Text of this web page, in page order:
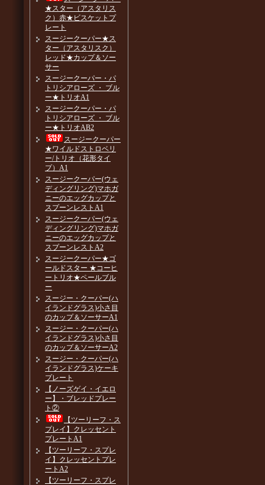
★スター（アスタリス
ク）赤★ビスケットプ
レート
スージークーパー★ス
ター（アスタリスク）
レッド★カップ＆ソー
サー
スージークーパー・パ
トリシアローズ ・ ブル
ー★トリオA1
スージークーパー・パ
トリシアローズ ・ ブル
ー★トリオAB2
スージークーパー
★ワイルドストロベリ
ー/トリオ（花形タイ
プ）A1
スージークーパー(ウェ
ディングリング)マホガ
ニーのエッグカップと
スプーンレストA1
スージークーパー(ウェ
ディングリング)マホガ
ニーのエッグカップと
スプーンレストA2
スージークーパー★ゴ
ールドスター ★コーヒ
ートリオ★ペールブル
ー
スージー・クーパー(ハ
イランドグラス)小さ目
のカップ＆ソーサーA1
スージー・クーパー(ハ
イランドグラス)小さ目
のカップ＆ソーサーA2
スージー・クーパー(ハ
イランドグラス)ケーキ
プレート
【ノーズゲイ・イエロ
ー】・ブレッドプレー
ト②
【ツーリーフ・ス
プレイ】クレッセント
プレートA1
【ツーリーフ・スプレ
イ】クレッセントプレ
ートA2
【ツーリーフ・スプレ